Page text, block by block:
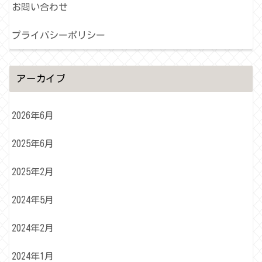
お問い合わせ
プライバシーポリシー
アーカイブ
2026年6月
2025年6月
2025年2月
2024年5月
2024年2月
2024年1月